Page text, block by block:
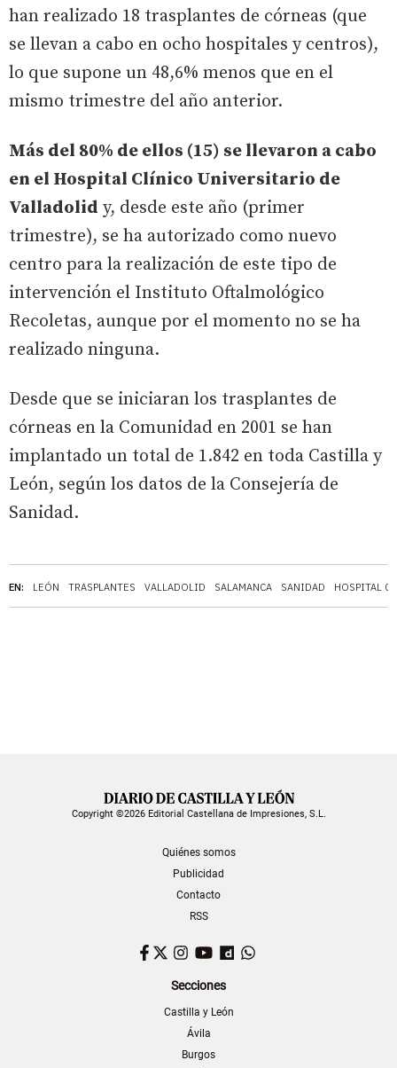
EN: LEÓN TRASPLANTES VALLADOLID SALAMANCA SANIDAD HOSPITAL
han realizado 18 trasplantes de córneas (que
se llevan a cabo en ocho hospitales y centros),
lo que supone un 48,6% menos que en el
mismo trimestre del año anterior.
Más del 80% de ellos (15) se llevaron a cabo
en el Hospital Clínico Universitario de
Valladolid y, desde este año (primer
trimestre), se ha autorizado como nuevo
centro para la realización de este tipo de
intervención el Instituto Oftalmológico
Recoletas, aunque por el momento no se ha
realizado ninguna.
Desde que se iniciaran los trasplantes de
córneas en la Comunidad en 2001 se han
implantado un total de 1.842 en toda Castilla y
León, según los datos de la Consejería de
Sanidad.
Copyright ©2026 Editorial Castellana de Impresiones, S.L.
Quiénes somos
Publicidad
Contacto
RSS
Facebook
TwitterInstagram
YouTubeDailymotion
Secciones
Castilla y León
Ávila
Burgos